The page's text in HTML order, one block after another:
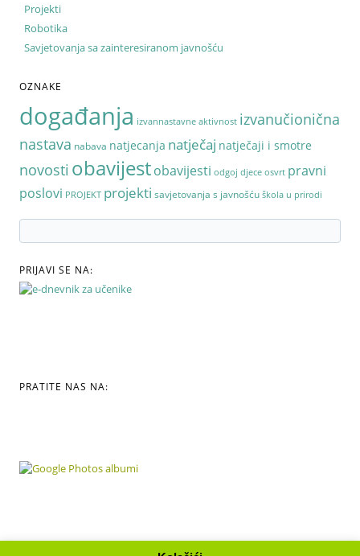
Projekti
Robotika
Savjetovanja sa zainteresiranom javnošću
OZNAKE
događanja izvannastavne aktivnost izvanučionična
nastava nabava natjecanja natječaj natječaji i smotre
novosti obavijestobavijesti odgoj djece osvrt pravni
poslovi PROJEKT projekti savjetovanja s javnošću škola u prirodi
PRIJAVI SE NA:
PRATITE NAS NA: